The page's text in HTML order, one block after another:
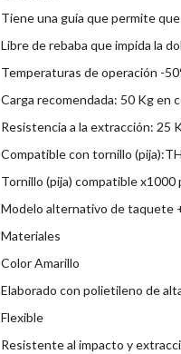
Tiene una guía que permite
Libre de rebaba que impida la
Temperaturas de operación -
Carga recomendada: 50 Kg en
Resistencia a la extracción: 25
Compatible con tornillo
Tornillo (pija) compatible
Modelo alternativo de taquete
Materiales
Color Amarillo
Elaborado con polietileno de
Flexible
Resistente al impacto y